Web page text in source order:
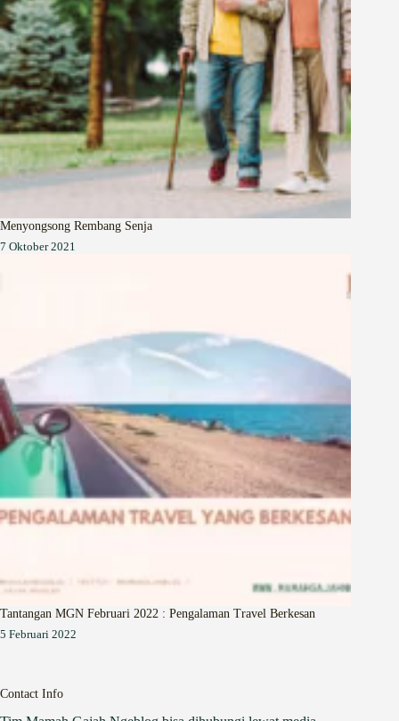
Menyongsong Rembang Senja
7 Oktober 2021
Tantangan MGN Februari 2022 : Pengalaman Travel Berkesan
5 Februari 2022
Contact Info